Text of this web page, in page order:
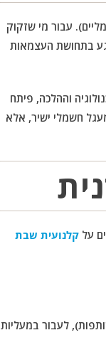
עבור מי שזקוק
בתחושת העצמאות
וההלכה, פיתח
חשמלי ישיר, אלא
על קלנועית שבת
לעבור במעליות